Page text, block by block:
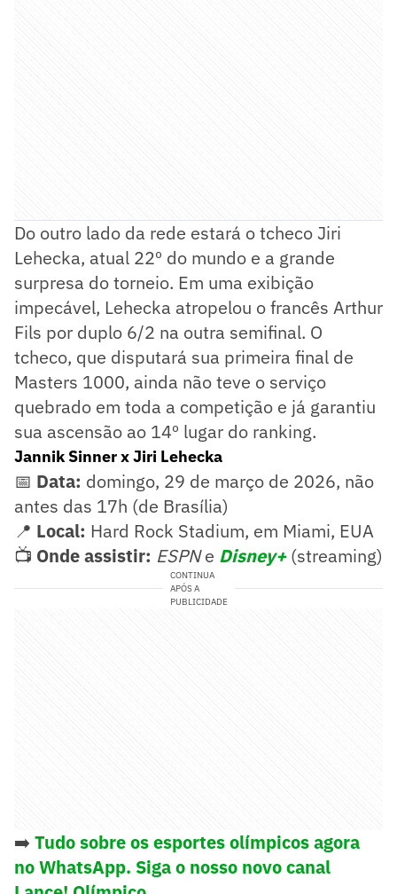
Do outro lado da rede estará o tcheco Jiri
Lehecka, atual 22º do mundo e a grande
surpresa do torneio. Em uma exibição
impecável, Lehecka atropelou o francês Arthur
Fils por duplo 6/2 na outra semifinal. O
tcheco, que disputará sua primeira final de
Masters 1000, ainda não teve o serviço
quebrado em toda a competição e já garantiu
sua ascensão ao 14º lugar do ranking.
Jannik Sinner x Jiri Lehecka
📅 Data: domingo, 29 de março de 2026, não
antes das 17h (de Brasília)
📍 Local: Hard Rock Stadium, em Miami, EUA
📺 Onde assistir: ESPNe Disney+(streaming)
CONTINUA
APÓS A
PUBLICIDADE
➡️ Tudo sobre os esportes olímpicos agora
no WhatsApp. Siga o nosso novo canal